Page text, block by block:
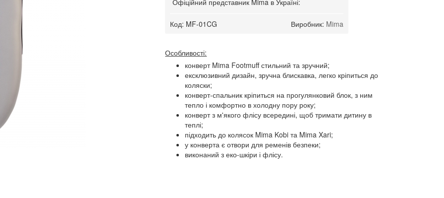
Код: MF-01CG Виробник: Mima
Особливості:
конверт Mima Footmuff стильний та зручний;
ексклюзивний дизайн, зручна блискавка, легко кріпиться до
коляски;
конверт-спальник кріпиться на прогулянковий блок, з ним
тепло і комфортно в холодну пору року;
конверт з м'якого флісу всередині, щоб тримати дитину в
теплі;
підходить до колясок Mima Kobi та Mima Xari;
у конверта є отвори для ременів безпеки;
виконаний з еко-шкіри і флісу.